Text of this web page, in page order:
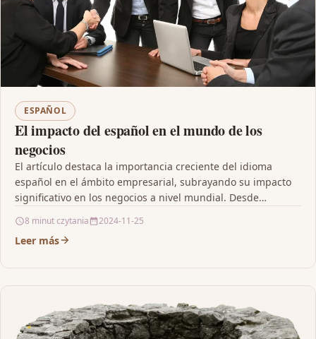
ESPAÑOL
El impacto del español en el mundo de los
negocios
El artículo destaca la importancia creciente del idioma
español en el ámbito empresarial, subrayando su impacto
significativo en los negocios a nivel mundial. Desde…
8 minut czytania 2024-11-25
Leer más